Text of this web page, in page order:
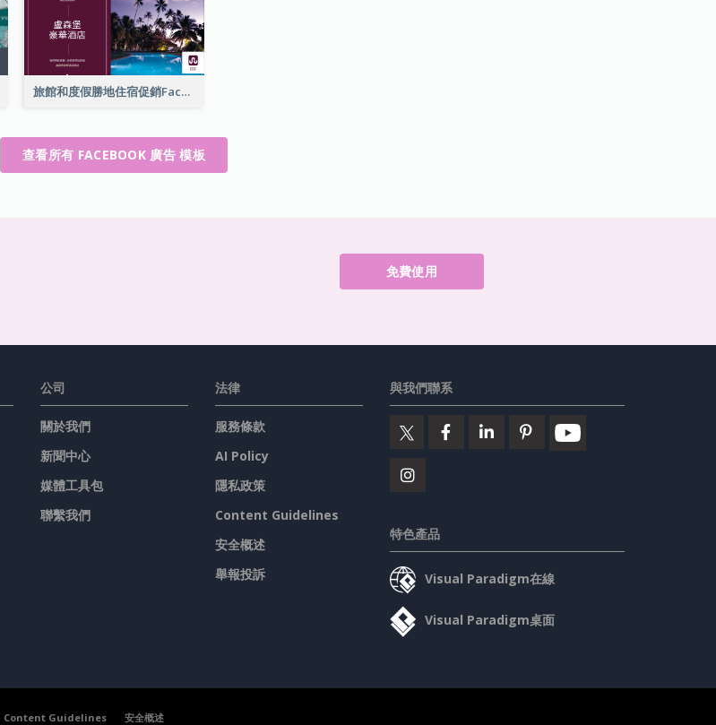
旅館和度假勝地住宿促銷Facebook廣告
查看所有 FACEBOOK 廣告 模板
免費使用
公司
關於我們
新聞中心
媒體工具包
聯繫我們
法律
服務條款
AI Policy
隱私政策
Content Guidelines
安全概述
舉報投訴
與我們聯系
特色產品
Visual Paradigm在線
Visual Paradigm桌面
Content Guidelines 安全概述